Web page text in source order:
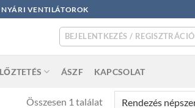
NYÁRI VENTILÁTOROK
BEJELENTKEZÉS / REGISZTRÁCIÓ
ÁSZF KAPCSOLAT
Összesen 1 találat